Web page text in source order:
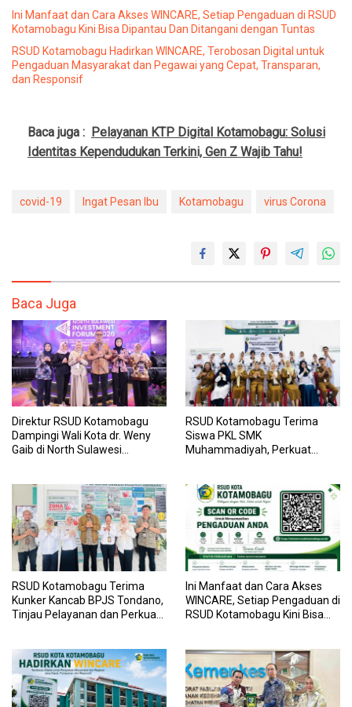
Ini Manfaat dan Cara Akses WINCARE, Setiap Pengaduan di RSUD
Kotamobagu Kini Bisa Dipantau Dan Ditangani dengan Tuntas
RSUD Kotamobagu Hadirkan WINCARE, Terobosan Digital untuk
Pengaduan Masyarakat dan Pegawai yang Cepat, Transparan,
dan Responsif
Baca juga : Pelayanan KTP Digital Kotamobagu: Solusi
Identitas Kependudukan Terkini, Gen Z Wajib Tahu!
covid-19 Ingat Pesan Ibu Kotamobagu virus Corona
Baca Juga
Direktur RSUD Kotamobagu
Dampingi Wali Kota dr. Weny
Gaib di North Sulawesi
RSUD Kotamobagu Terima
Siswa PKL SMK
Muhammadiyah, Perkuat
RSUD Kotamobagu Terima
Kunker Kancab BPJS Tondano,
Tinjau Pelayanan dan Perkuat
Ini Manfaat dan Cara Akses
WINCARE, Setiap Pengaduan di
RSUD Kotamobagu Kini Bisa